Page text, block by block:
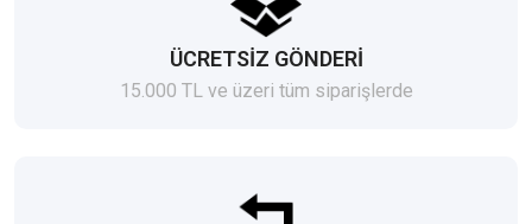
ÜCRETSİZ GÖNDERİ
15.000 TL ve üzeri tüm siparişlerde